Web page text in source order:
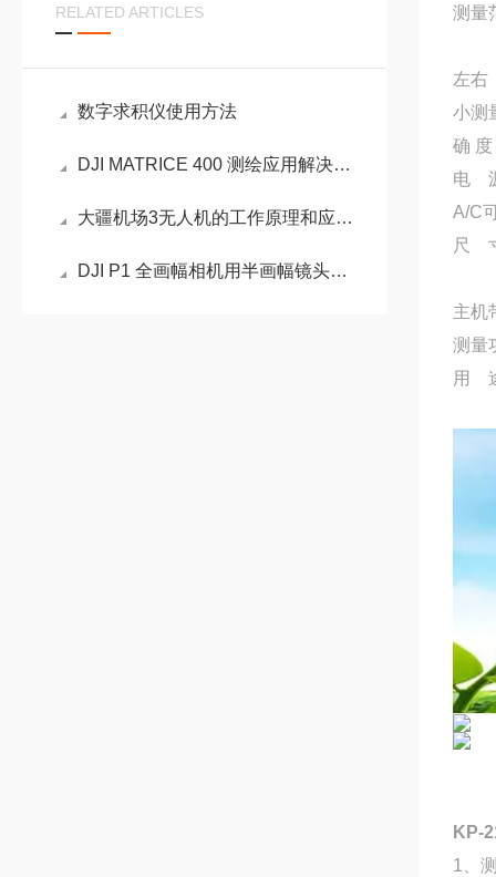
RELATED ARTICLES
数字求积仪使用方法
DJI MATRICE 400 测绘应用解决方案
大疆机场3无人机的工作原理和应用领域
DJI P1 全画幅相机用半画幅镜头会怎么样？
测量
左右
小测
确
电
A/C
尺
主机
测量
用
KP-
1、